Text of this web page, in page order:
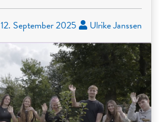
12. September 2025 Ulrike Janssen